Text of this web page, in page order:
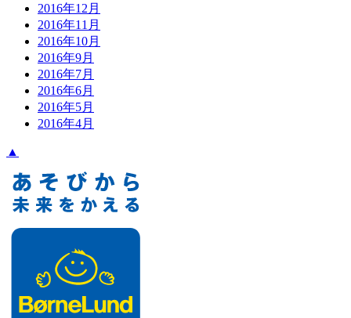
2016年12月
2016年11月
2016年10月
2016年9月
2016年7月
2016年6月
2016年5月
2016年4月
▲